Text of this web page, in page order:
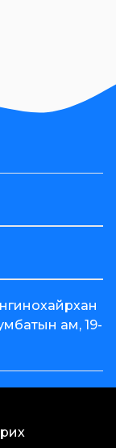
ам, 19-
77045555
Улс,
40-р хороо,